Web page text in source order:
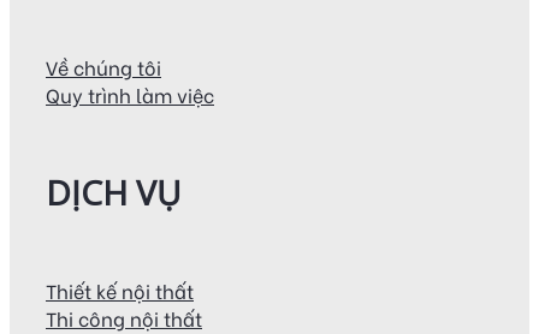
Về chúng tôi
Quy trình làm việc
DỊCH VỤ
Thiết kế nội thất
Thi công nội thất